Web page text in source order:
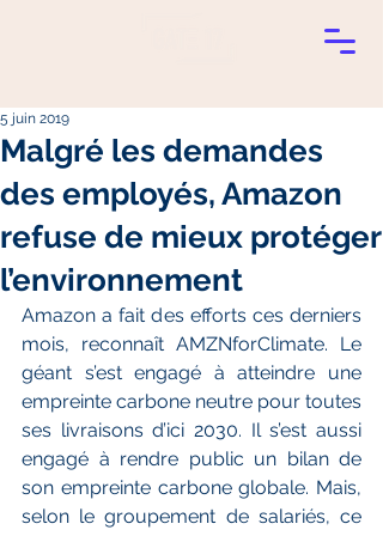
Malgré les demandes
des employés, Amazon
refuse de mieux protéger
l’environnement
5 juin 2019
Amazon a fait des efforts ces derniers
mois, reconnaît AMZNforClimate. Le
géant s’est engagé à atteindre une
empreinte carbone neutre pour toutes
ses livraisons d’ici 2030. Il s’est aussi
engagé à rendre public un bilan de
son empreinte carbone globale. Mais,
selon le groupement de salariés, ce